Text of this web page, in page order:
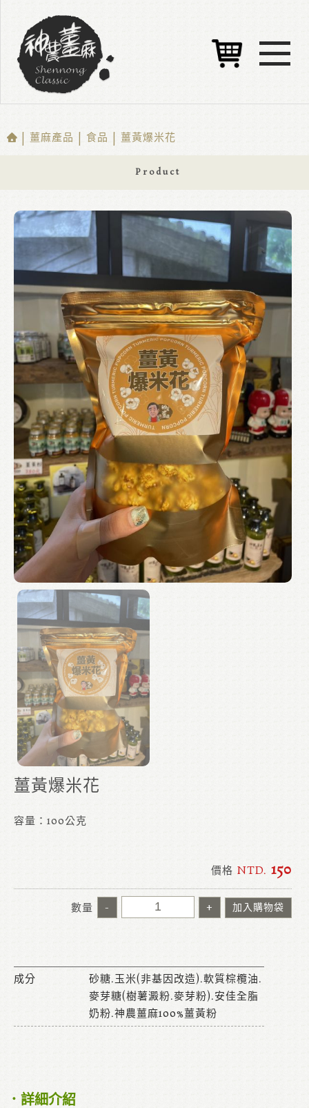
| 薑麻產品 | 食品 | 薑黃爆米花
Product
薑黃爆米花
容量：100公克
價格NTD. 150
數量 - + 加入購物袋
成分
砂糖.玉米(非基因改造).軟質棕欖油.
麥芽糖(樹薯澱粉.麥芽粉).安佳全脂
奶粉.神農薑麻100%薑黃粉
．詳細介紹